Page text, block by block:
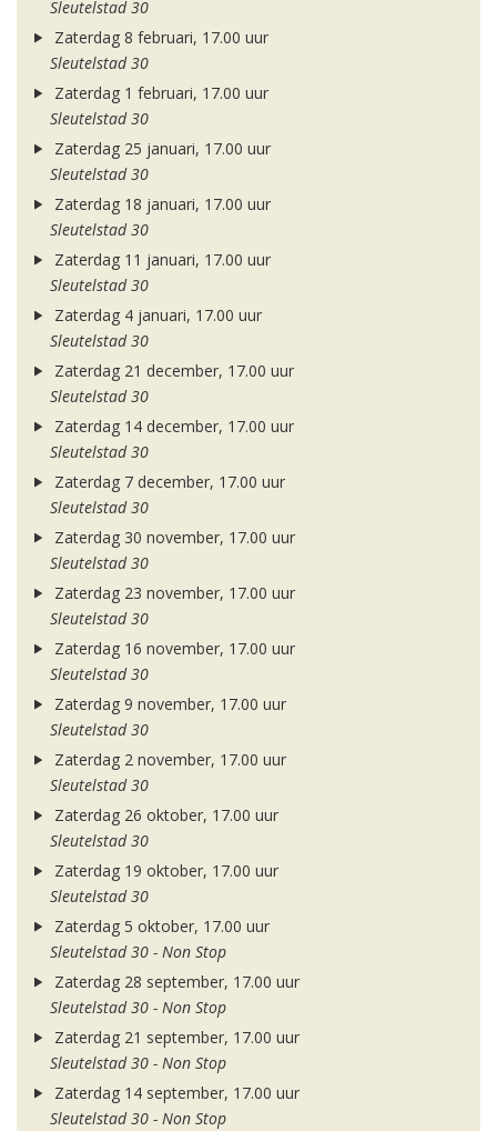
Sleutelstad 30
Zaterdag 8 februari, 17.00 uur
Sleutelstad 30
Zaterdag 1 februari, 17.00 uur
Sleutelstad 30
Zaterdag 25 januari, 17.00 uur
Sleutelstad 30
Zaterdag 18 januari, 17.00 uur
Sleutelstad 30
Zaterdag 11 januari, 17.00 uur
Sleutelstad 30
Zaterdag 4 januari, 17.00 uur
Sleutelstad 30
Zaterdag 21 december, 17.00 uur
Sleutelstad 30
Zaterdag 14 december, 17.00 uur
Sleutelstad 30
Zaterdag 7 december, 17.00 uur
Sleutelstad 30
Zaterdag 30 november, 17.00 uur
Sleutelstad 30
Zaterdag 23 november, 17.00 uur
Sleutelstad 30
Zaterdag 16 november, 17.00 uur
Sleutelstad 30
Zaterdag 9 november, 17.00 uur
Sleutelstad 30
Zaterdag 2 november, 17.00 uur
Sleutelstad 30
Zaterdag 26 oktober, 17.00 uur
Sleutelstad 30
Zaterdag 19 oktober, 17.00 uur
Sleutelstad 30
Zaterdag 5 oktober, 17.00 uur
Sleutelstad 30 - Non Stop
Zaterdag 28 september, 17.00 uur
Sleutelstad 30 - Non Stop
Zaterdag 21 september, 17.00 uur
Sleutelstad 30 - Non Stop
Zaterdag 14 september, 17.00 uur
Sleutelstad 30 - Non Stop